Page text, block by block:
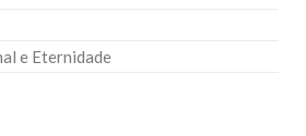
e Eternidade